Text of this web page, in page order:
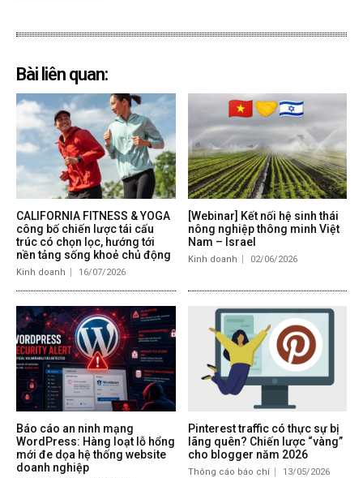
Bài liên quan:
CALIFORNIA FITNESS & YOGA
công bố chiến lược tái cấu
trúc có chọn lọc, hướng tới
nền tảng sống khoẻ chủ động
Kinh doanh 16/07/2026
[Webinar] Kết nối hệ sinh thái
nông nghiệp thông minh Việt
Nam – Israel
Kinh doanh 02/06/2026
Báo cáo an ninh mạng
WordPress: Hàng loạt lỗ hổng
mới đe dọa hệ thống website
doanh nghiệp
Pinterest traffic có thực sự bị
lãng quên? Chiến lược “vàng”
cho blogger năm 2026
Thông cáo báo chí 13/05/2026